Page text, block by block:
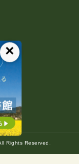
Rights Reserved.
×